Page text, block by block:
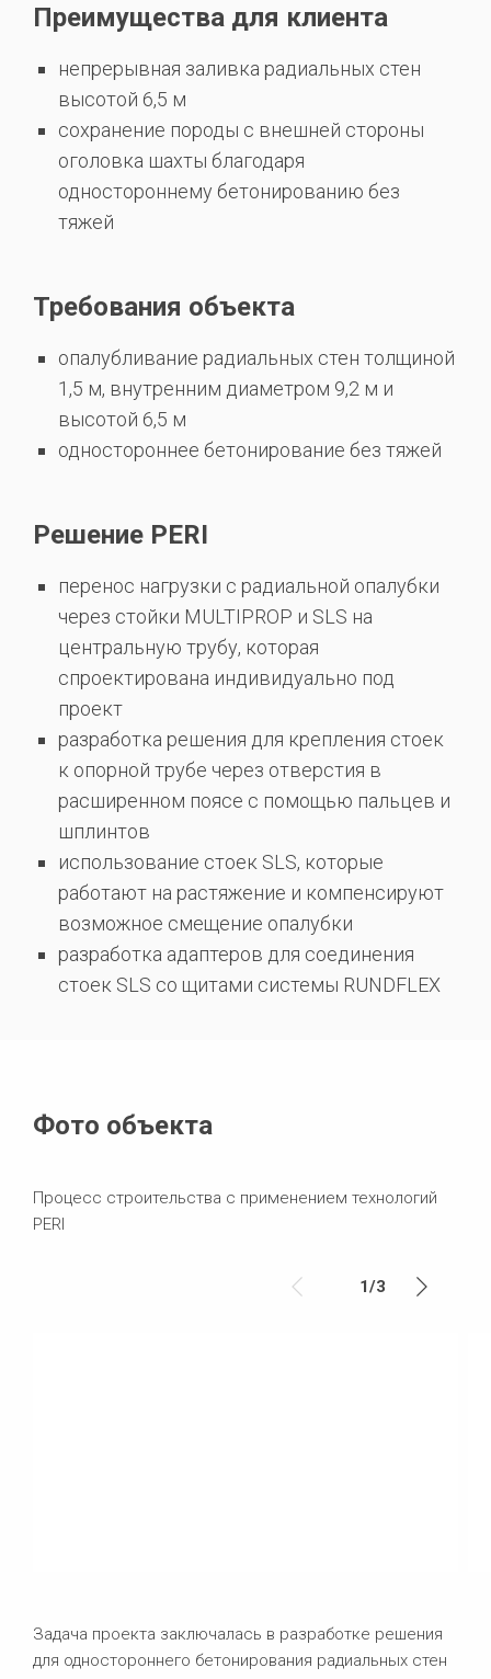
Преимущества для клиента
непрерывная заливка радиальных стен
высотой 6,5 м
сохранение породы с внешней стороны
оголовка шахты благодаря
одностороннему бетонированию без
тяжей
Требования объекта
опалубливание радиальных стен толщиной
1,5 м, внутренним диаметром 9,2 м и
высотой 6,5 м
одностороннее бетонирование без тяжей
Решение PERI
перенос нагрузки с радиальной опалубки
через стойки MULTIPROP и SLS на
центральную трубу, которая
спроектирована индивидуально под
проект
разработка решения для крепления стоек
к опорной трубе через отверстия в
расширенном поясе с помощью пальцев и
шплинтов
использование стоек SLS, которые
работают на растяжение и компенсируют
возможное смещение опалубки
разработка адаптеров для соединения
стоек SLS со щитами системы RUNDFLEX
Фото объекта
Процесс строительства c применением технологий
PERI
1/3
Задача проекта заключалась в разработке решения
для одностороннего бетонирования радиальных стен